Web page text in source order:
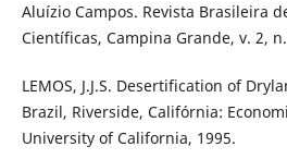
Aluízio Campos. Revista Brasileira
Científicas, Campina Grande, v. 2,
LEMOS, J.J.S. Desertification of
Brazil, Riverside, Califórnia:
University of California, 1995.